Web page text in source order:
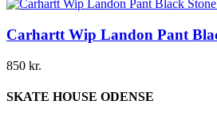
Carhartt Wip Landon Pant
850 kr.
SKATE HOUSE ODENSE